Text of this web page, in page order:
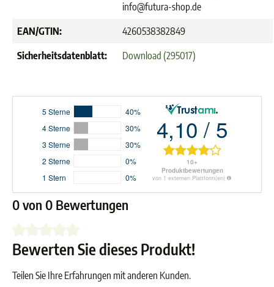
info@futura-shop.de
EAN/GTIN:
4260538382849
Sicherheitsdatenblatt:
Download (295017)
0 von 0 Bewertungen
Durchschnittliche Bewertung von 0 von 5 Sternen
Bewerten Sie dieses Produkt!
Teilen Sie Ihre Erfahrungen mit anderen Kunden.